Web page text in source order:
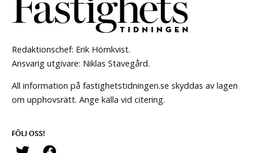
Redaktionschef: Erik Hörnkvist.
Ansvarig utgivare: Niklas Stavegård.
All information på fastighetstidningen.se skyddas av lagen
om upphovsrätt. Ange källa vid citering.
FÖLJ OSS!